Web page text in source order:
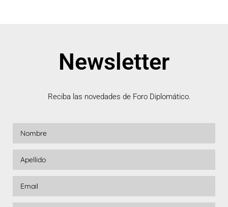
Newsletter
Reciba las novedades de Foro Diplomático.